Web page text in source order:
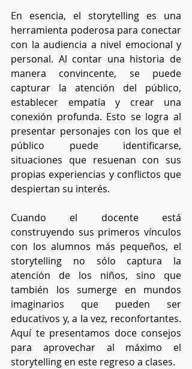
En esencia, el storytelling es una
herramienta poderosa para conectar
con la audiencia a nivel emocional y
personal. Al contar una historia de
manera convincente, se puede
capturar la atención del público,
establecer empatía y crear una
conexión profunda. Esto se logra al
presentar personajes con los que el
público puede identificarse,
situaciones que resuenan con sus
propias experiencias y conflictos que
despiertan su interés.
Cuando el docente está
construyendo sus primeros vínculos
con los alumnos más pequeños, el
storytelling no sólo captura la
atención de los niños, sino que
también los sumerge en mundos
imaginarios que pueden ser
educativos y, a la vez, reconfortantes.
Aquí te presentamos doce consejos
para aprovechar al máximo el
storytelling en este regreso a clases.